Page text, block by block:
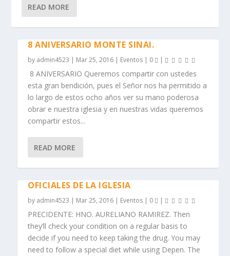
READ MORE
8 ANIVERSARIO MONTE SINAI.
by admin4523 | Mar 25, 2016 | Eventos | 0 |
8 ANIVERSARIO Queremos compartir con ustedes
esta gran bendición, pues el Señor nos ha permitido a
lo largo de estos ocho años ver su mano poderosa
obrar e nuestra iglesia y en nuestras vidas queremos
compartir estos...
READ MORE
OFICIALES DE LA IGLESIA
by admin4523 | Mar 25, 2016 | Eventos | 0 |
PRECIDENTE: HNO. AURELIANO RAMIREZ. Then
they’ll check your condition on a regular basis to
decide if you need to keep taking the drug. You may
need to follow a special diet while using Depen. The